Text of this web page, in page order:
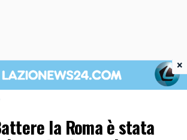
la Roma è stata
×